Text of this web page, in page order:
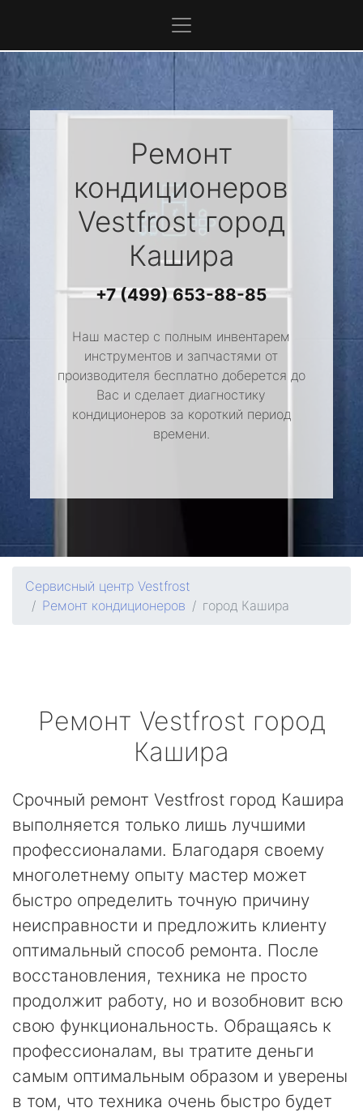
Ремонт
кондиционеров
Vestfrost город
Кашира
+7 (499) 653-88-85
Наш мастер с полным инвентарем
инструментов и запчастями от
производителя бесплатно доберется до
Вас и сделает диагностику
кондиционеров за короткий период
времени.
Сервисный центр Vestfrost
Ремонт кондиционеров
город Кашира
Ремонт Vestfrost город
Кашира
Срочный ремонт Vestfrost город Кашира
выполняется только лишь лучшими
профессионалами. Благодаря своему
многолетнему опыту мастер может
быстро определить точную причину
неисправности и предложить клиенту
оптимальный способ ремонта. После
восстановления, техника не просто
продолжит работу, но и возобновит всю
свою функциональность. Обращаясь к
профессионалам, вы тратите деньги
самым оптимальным образом и уверены
в том, что техника очень быстро будет